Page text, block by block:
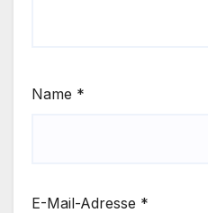
Name *
E-Mail-Adresse *